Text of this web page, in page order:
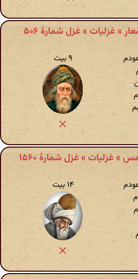
» غزلیات » غزل شمارهٔ ۵۰۶
۹ بیت
» غزلیات » غزل شمارهٔ ۱۵۶۰
۱۴ بیت